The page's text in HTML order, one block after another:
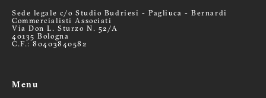
Sede legale c/o Studio Budriesi - Pagliuca - Bernardi
Commercialisti Associati
Via Don L. Sturzo N. 52/A
40135 Bologna
C.F.: 80403840582
Menu